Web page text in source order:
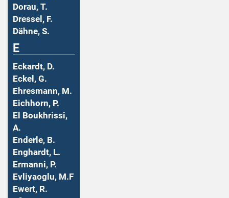
Dorau, T.
Dressel, F.
Dähne, S.
E
Eckardt, D.
Eckel, G.
Ehresmann, M.
Eichhorn, P.
El Boukhrissi,
A.
Enderle, B.
Enghardt, L.
Ermanni, P.
Evliyaoglu, M.F
Ewert, R.